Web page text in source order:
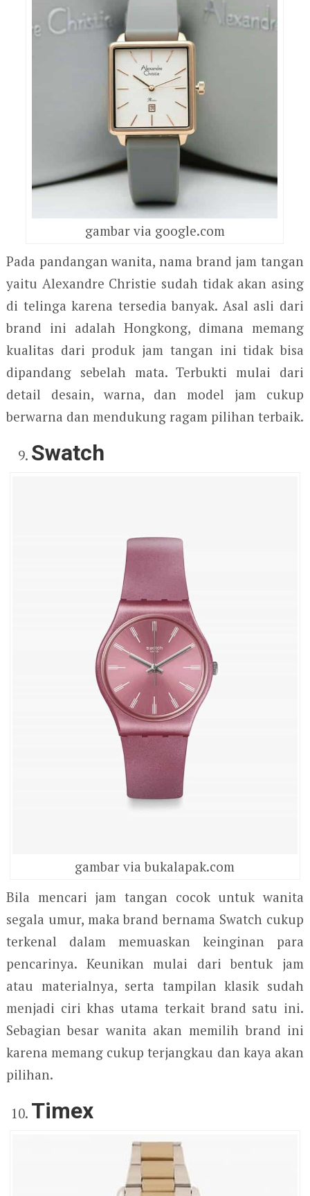
gambar via google.com
Pada pandangan wanita, nama brand jam tangan
yaitu Alexandre Christie sudah tidak akan asing
di telinga karena tersedia banyak. Asal asli dari
brand ini adalah Hongkong, dimana memang
kualitas dari produk jam tangan ini tidak bisa
dipandang sebelah mata. Terbukti mulai dari
detail desain, warna, dan model jam cukup
berwarna dan mendukung ragam pilihan terbaik.
Swatch
gambar via bukalapak.com
Bila mencari jam tangan cocok untuk wanita
segala umur, maka brand bernama Swatch cukup
terkenal dalam memuaskan keinginan para
pencarinya. Keunikan mulai dari bentuk jam
atau materialnya, serta tampilan klasik sudah
menjadi ciri khas utama terkait brand satu ini.
Sebagian besar wanita akan memilih brand ini
karena memang cukup terjangkau dan kaya akan
pilihan.
Timex